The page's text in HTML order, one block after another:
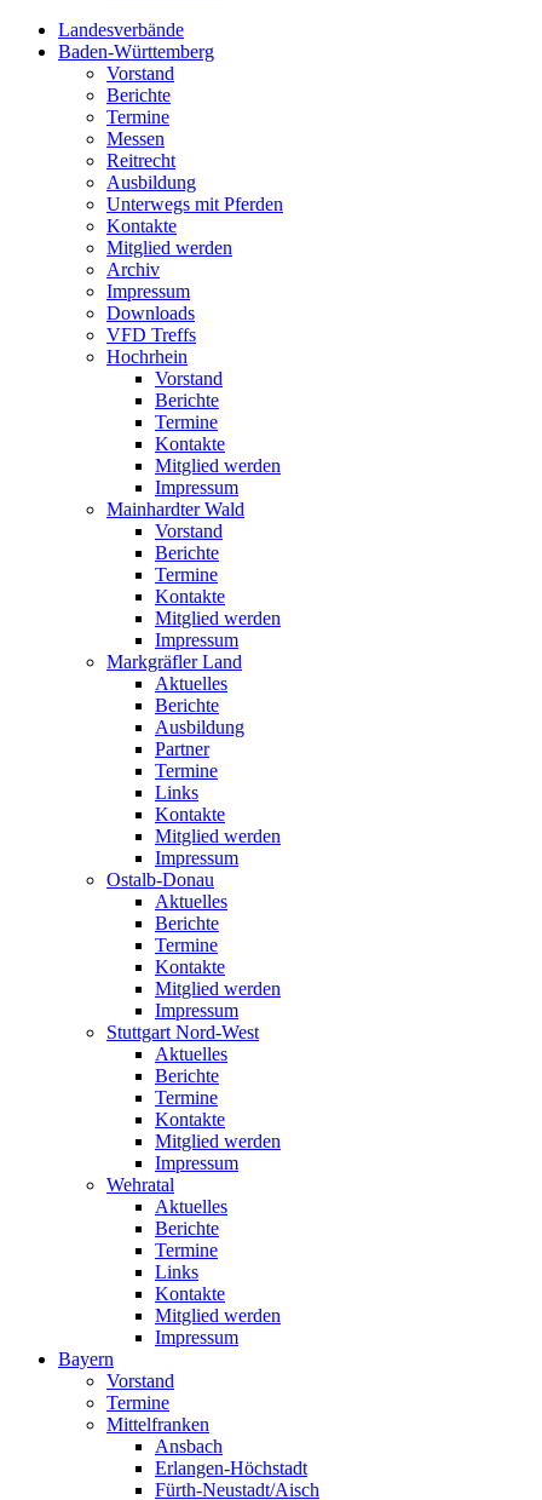
Landesverbände
Baden-Württemberg
Vorstand
Berichte
Termine
Messen
Reitrecht
Ausbildung
Unterwegs mit Pferden
Kontakte
Mitglied werden
Archiv
Impressum
Downloads
VFD Treffs
Hochrhein
Vorstand
Berichte
Termine
Kontakte
Mitglied werden
Impressum
Mainhardter Wald
Vorstand
Berichte
Termine
Kontakte
Mitglied werden
Impressum
Markgräfler Land
Aktuelles
Berichte
Ausbildung
Partner
Termine
Links
Kontakte
Mitglied werden
Impressum
Ostalb-Donau
Aktuelles
Berichte
Termine
Kontakte
Mitglied werden
Impressum
Stuttgart Nord-West
Aktuelles
Berichte
Termine
Kontakte
Mitglied werden
Impressum
Wehratal
Aktuelles
Berichte
Termine
Links
Kontakte
Mitglied werden
Impressum
Bayern
Vorstand
Termine
Mittelfranken
Ansbach
Erlangen-Höchstadt
Fürth-Neustadt/Aisch